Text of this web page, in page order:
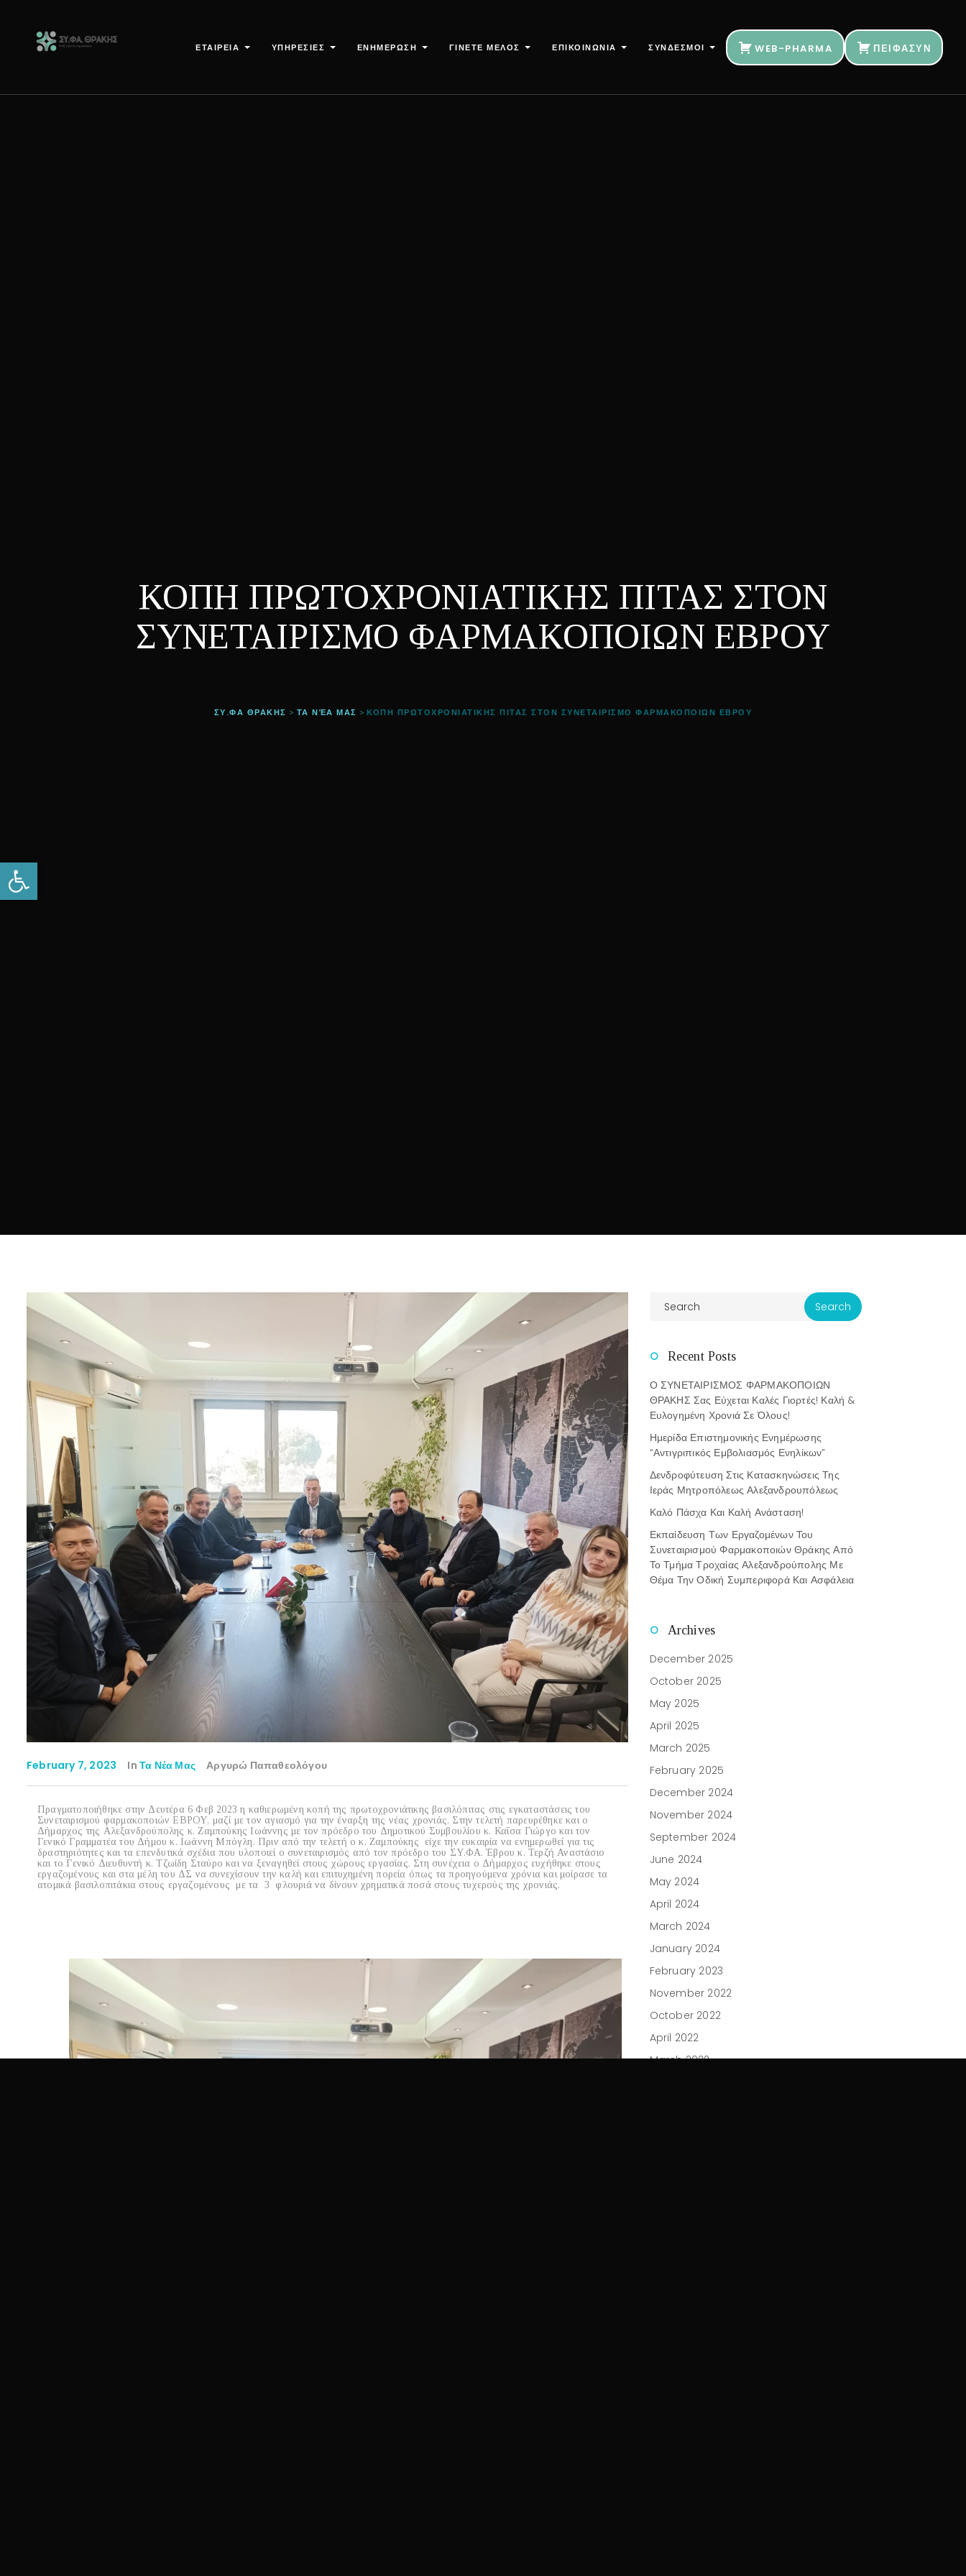
Open toolbar
ΕΤΑΙΡΕΙΑ ΥΠΗΡΕΣΙΕΣ ΕΝΗΜΕΡΩΣΗ ΓΙΝΕΤΕ ΜΕΛΟΣ ΕΠΙΚΟΙΝΩΝΙΑ ΣΥΝΔΕΣΜΟΙ WEB-PHARMA ΠΕΙΦΑΣΥΝ
ΚΟΠΗ ΠΡΩΤΟΧΡΟΝΙΑΤΙΚΗΣ ΠΙΤΑΣ ΣΤΟΝ
ΣΥΝΕΤΑΙΡΙΣΜΟ ΦΑΡΜΑΚΟΠΟΙΩΝ ΕΒΡΟΥ
ΣΥ.ΦΑ ΘΡΑΚΗΣ > ΤΑ ΝΈΑ ΜΑΣ >ΚΟΠΗ ΠΡΩΤΟΧΡΟΝΙΑΤΙΚΗΣ ΠΙΤΑΣ ΣΤΟΝ ΣΥΝΕΤΑΙΡΙΣΜΟ ΦΑΡΜΑΚΟΠΟΙΩΝ ΕΒΡΟΥ
February 7, 2023 InΤα Νέα Μας Αργυρώ Παπαθεολόγου
Πραγματοποιήθηκε στην Δευτέρα 6 Φεβ 2023 η καθιερωμένη κοπή της πρωτοχρονιάτικης βασιλόπιτας στις εγκαταστάσεις του
Συνεταιρισμού φαρμακοποιών ΕΒΡΟΥ, μαζί με τον αγιασμό για την έναρξη της νέας χρονιάς. Στην τελετή παρευρέθηκε και ο
Δήμαρχος της Αλεξανδρούπολης κ. Ζαμπούκης Ιωάννης με τον πρόεδρο του Δημοτικού Συμβουλίου κ. Καΐσα Γιώργο και τον
Γενικό Γραμματέα του Δήμου κ. Ιωάννη Μπόγλη. Πριν από την τελετή ο κ. Ζαμπούκης είχε την ευκαιρία να ενημερωθεί για τις
δραστηριότητες και τα επενδυτικά σχέδια που υλοποιεί ο συνεταιρισμός από τον πρόεδρο του ΣΥ.ΦΑ. Έβρου κ. Τερζή Αναστάσιο
και το Γενικό Διευθυντή κ. Τζωίδη Σταύρο και να ξεναγηθεί στους χώρους εργασίας. Στη συνέχεια ο Δήμαρχος ευχήθηκε στους
εργαζομένους και στα μέλη του ΔΣ να συνεχίσουν την καλή και επιτυχημένη πορεία όπως τα προηγούμενα χρόνια και μοίρασε τα
ατομικά βασιλοπιτάκια στους εργαζομένους με τα 3 φλουριά να δίνουν χρηματικά ποσά στους τυχερούς της χρονιάς.
Recent Posts
Ο ΣΥΝΕΤΑΙΡΙΣΜΟΣ ΦΑΡΜΑΚΟΠΟΙΩΝ
ΘΡΑΚΗΣ Σας Εύχεται Καλές Γιορτές! Καλή &
Ευλογημένη Χρονιά Σε Όλους!
Ημερίδα Επιστημονικής Ενημέρωσης
“Αντιγριπικός Εμβολιασμός Ενηλίκων”
Δενδροφύτευση Στις Κατασκηνώσεις Της
Ιεράς Μητροπόλεως Αλεξανδρουπόλεως
Καλό Πάσχα Και Καλή Ανάσταση!
Εκπαίδευση Των Εργαζομένων Του
Συνεταιρισμού Φαρμακοποιών Θράκης Από
Το Τμήμα Τροχαίας Αλεξανδρούπολης Με
Θέμα Την Οδική Συμπεριφορά Και Ασφάλεια
Archives
December 2025
October 2025
May 2025
April 2025
March 2025
February 2025
December 2024
November 2024
September 2024
June 2024
May 2024
April 2024
March 2024
January 2024
February 2023
November 2022
October 2022
April 2022
March 2022